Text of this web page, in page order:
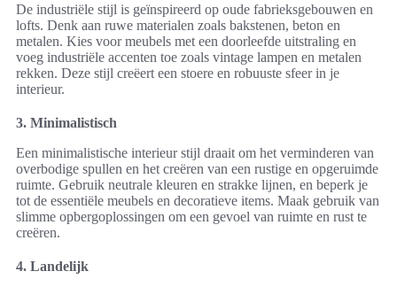
De industriële stijl is geïnspireerd op oude fabrieksgebouwen en
lofts. Denk aan ruwe materialen zoals bakstenen, beton en
metalen. Kies voor meubels met een doorleefde uitstraling en
voeg industriële accenten toe zoals vintage lampen en metalen
rekken. Deze stijl creëert een stoere en robuuste sfeer in je
interieur.
3. Minimalistisch
Een minimalistische interieur stijl draait om het verminderen van
overbodige spullen en het creëren van een rustige en opgeruimde
ruimte. Gebruik neutrale kleuren en strakke lijnen, en beperk je
tot de essentiële meubels en decoratieve items. Maak gebruik van
slimme opbergoplossingen om een gevoel van ruimte en rust te
creëren.
4. Landelijk